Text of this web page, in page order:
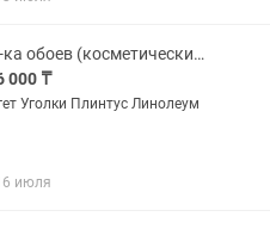
пол, линолеум, плинтуса и
. на этом номере
Поклей-ка обоев (косметический ремонт)
000 ₸
Уголки Плинтус Линолеум
июля